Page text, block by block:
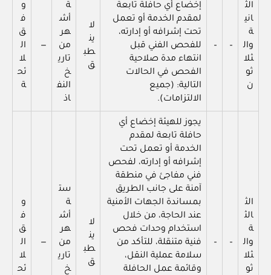
الث
اني
ة
وال
ثلا
ثو
ن
–
–
إخضاع أي حافلة تابعة
لمقدم الخدمة أو تعمل
تحت إشرافه أو إدارته،
للفحص الفني قبل
انتهاء مدة صلاحية
الفحص في الحالات
التالية: (جميع
الالتزامات).
لا
ين
طب
ق
ة
أش
هر
من
تاري
خ
النف
اذ
—
و
ف
ق
ال
لا
ئح
ة
الث
الث
ة
وال
ثلا
ثو
–
–
يجوز للهيئة إخضاع أي
حافلة تابعة لمقدم
الخدمة أو تعمل تحت
إشرافه أو إدارته، لفحص
فني مفاجئ في منطقة
آمنة على جانب الطريق
بمساندة الجهات الأمنية
عند الحاجة، من خلال
استخدام وحدات فحص
فنية متنقلة، للتأكد من
سلامة عملية النقل،
وقائمة عمل الحافلة
لا
ين
طب
ق
ست
ة
أش
هر
من
تاري
خ
—
و
ف
ق
ال
لا
ئح